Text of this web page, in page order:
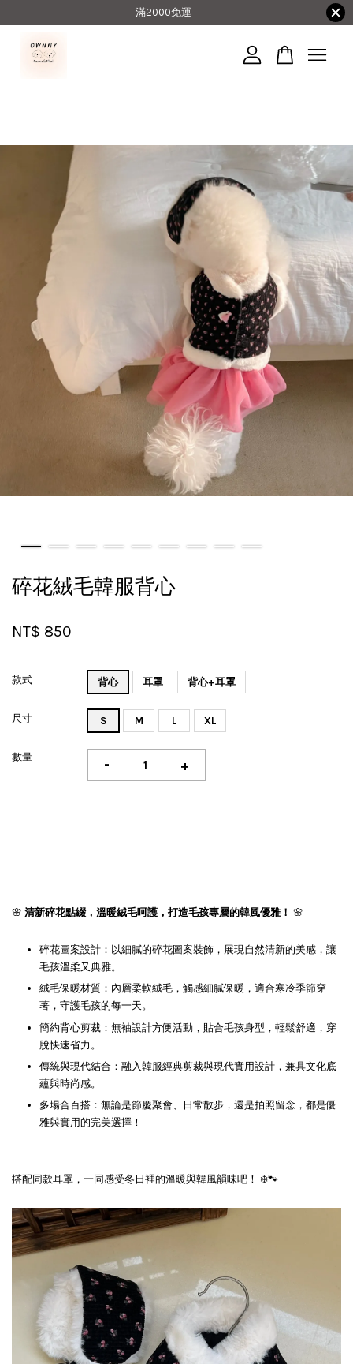
滿2000免運
碎花絨毛韓服背心
NT$ 850
款式 背心 耳罩 背心+耳罩
尺寸 S M L XL
數量 - +
🌸 清新碎花點綴，溫暖絨毛呵護，打造毛孩專屬的韓風優雅！ 🌸
碎花圖案設計：以細膩的碎花圖案裝飾，展現自然清新的美感，讓
毛孩溫柔又典雅。
絨毛保暖材質：內層柔軟絨毛，觸感細膩保暖，適合寒冷季節穿
著，守護毛孩的每一天。
簡約背心剪裁：無袖設計方便活動，貼合毛孩身型，輕鬆舒適，穿
脫快速省力。
傳統與現代結合：融入韓服經典剪裁與現代實用設計，兼具文化底
蘊與時尚感。
多場合百搭：無論是節慶聚會、日常散步，還是拍照留念，都是優
雅與實用的完美選擇！
搭配同款耳罩，一同感受冬日裡的溫暖與韓風韻味吧！ ❄️🐾